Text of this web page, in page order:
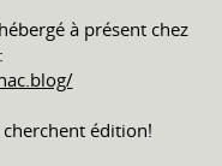
à présent chez
édition!